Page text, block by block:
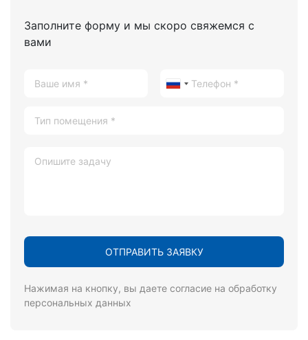
Заполните форму и мы скоро свяжемся с
вами
Нажимая на кнопку, вы даете согласие на обработку
персональных данных